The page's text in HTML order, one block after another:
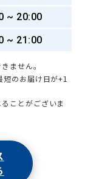
~ 20:00
~ 21:00
ません。
のお届け日が+1
ことがございま